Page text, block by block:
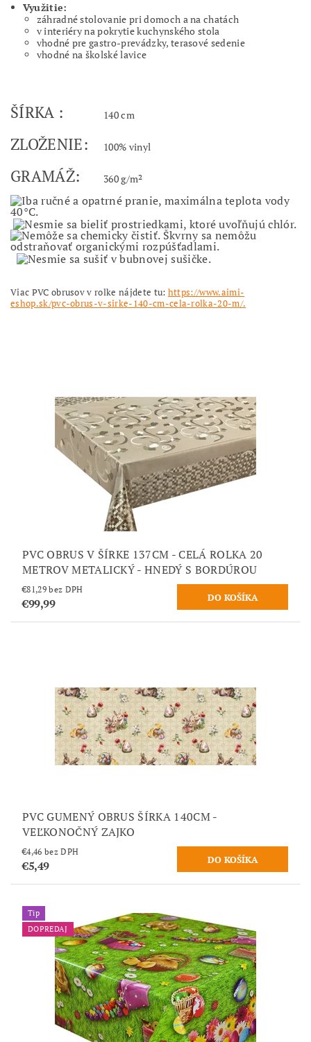
Využitie:
záhradné stolovanie pri domoch a na chatách
v interiéry na pokrytie kuchynského stola
vhodné pre gastro-prevádzky, terasové sedenie
vhodné na školské lavice
ŠÍRKA : 140 cm
ZLOŽENIE: 100% vinyl
GRAMÁŽ: 360 g/m²
Viac PVC obrusov v rolke nájdete tu: https://www.aimi-
eshop.sk/pvc-obrus-v-sirke-140-cm-cela-rolka-20-m/.
PVC OBRUS V ŠÍRKE 137CM - CELÁ ROLKA 20
METROV METALICKÝ - HNEDÝ S BORDÚROU
€81,29 bez DPH
€99,99
PVC GUMENÝ OBRUS ŠÍRKA 140CM -
VEĽKONOČNÝ ZAJKO
€4,46 bez DPH
€5,49
Tip
DOPREDAJ